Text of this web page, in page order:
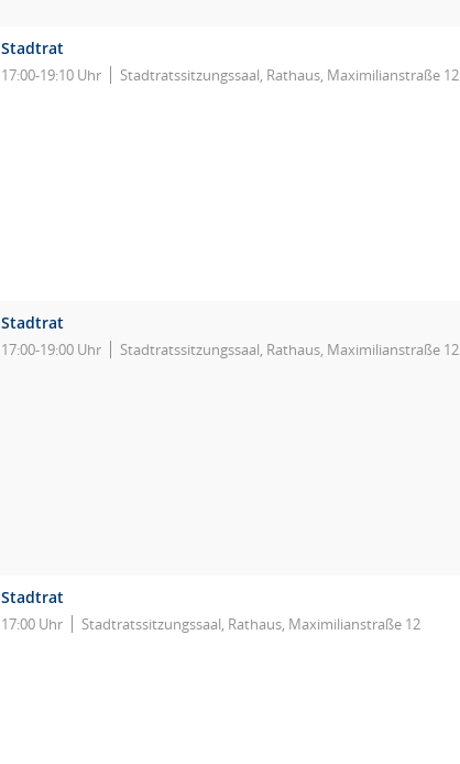
Stadtrat
17:00-19:10 Uhr Stadtratssitzungssaal, Rathaus, Maximilianstraße 12
Stadtrat
17:00-19:00 Uhr Stadtratssitzungssaal, Rathaus, Maximilianstraße 12
Stadtrat
17:00 Uhr Stadtratssitzungssaal, Rathaus, Maximilianstraße 12